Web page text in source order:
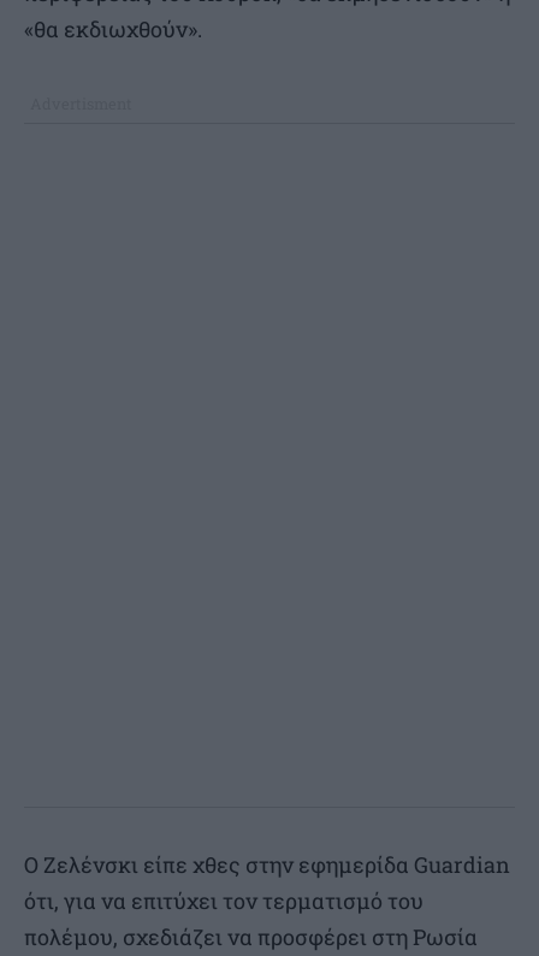
«θα εκδιωχθούν».
Ο Ζελένσκι είπε χθες στην εφημερίδα Guardian
ότι, για να επιτύχει τον τερματισμό του
πολέμου, σχεδιάζει να προσφέρει στη Ρωσία